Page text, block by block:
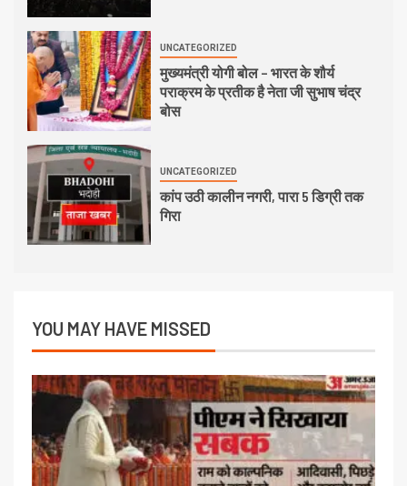
UNCATEGORIZED
मुख्यमंत्री योगी बोल – भारत के शौर्य
पराक्रम के प्रतीक है नेता जी सुभाष चंद्र
बोस
UNCATEGORIZED
कांप उठी कालीन नगरी, पारा 5 डिग्री तक
गिरा
YOU MAY HAVE MISSED